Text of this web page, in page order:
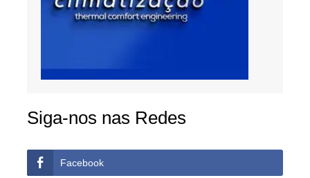
Siga-nos nas Redes
Facebook